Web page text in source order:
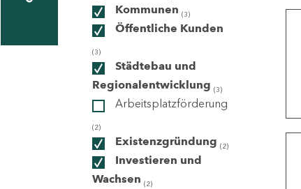
Kommunen (3)
Öffentliche Kunden
(3)
Städtebau und
Regionalentwicklung (3)
Arbeitsplatzförderung
(2)
Existenzgründung (2)
Investieren und
Wachsen (2)